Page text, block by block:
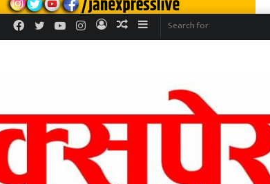
Sidebar
Random
Log
Instagram
YouTube
Twitter
Facebook